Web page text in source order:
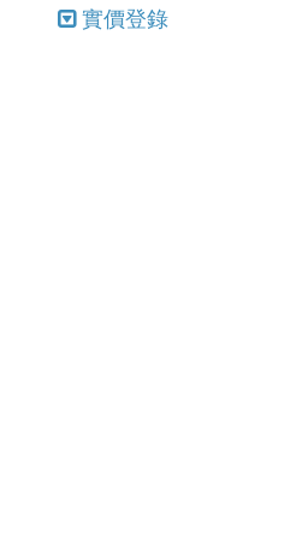
實價登錄